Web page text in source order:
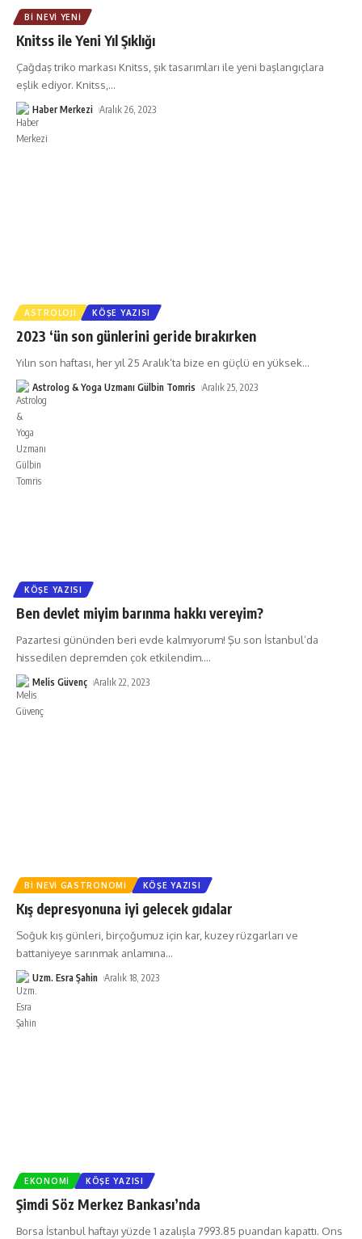
BI NEVI YENI
Knitss ile Yeni Yıl Şıklığı
Çağdaş triko markası Knitss, şık tasarımları ile yeni başlangıçlara
eşlik ediyor. Knitss, …
Haber Merkezi Aralık 26, 2023
ASTROLOJI KÖŞE YAZISI
2023 ‘ün son günlerini geride bırakırken
Yılın son haftası, her yıl 25 Aralık’ta bize en güçlü en yüksek…
Astrolog & Yoga Uzmanı Gülbin Tomris Aralık 25, 2023
KÖŞE YAZISI
Ben devlet miyim barınma hakkı vereyim?
Pazartesi gününden beri evde kalmıyorum! Şu son İstanbul’da
hissedilen depremden çok etkilendim.…
Melis Güvenç Aralık 22, 2023
BI NEVI GASTRONOMI KÖŞE YAZISI
Kış depresyonuna iyi gelecek gıdalar
Soğuk kış günleri, birçoğumuz için kar, kuzey rüzgarları ve
battaniyeye sarınmak anlamına…
Uzm. Esra Şahin Aralık 18, 2023
EKONOMI KÖŞE YAZISI
Şimdi Söz Merkez Bankası’nda
Borsa İstanbul haftayı yüzde 1 azalışla 7993.85 puandan kapattı. Ons